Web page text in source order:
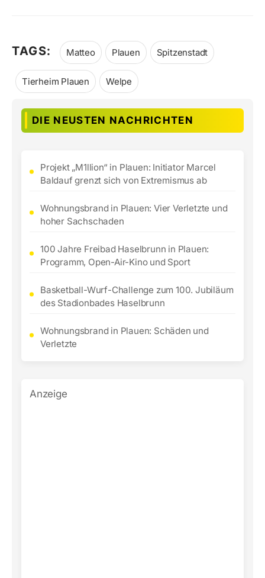
TAGS: Matteo Plauen Spitzenstadt
Tierheim Plauen Welpe
DIE NEUSTEN NACHRICHTEN
Projekt „M1llion“ in Plauen: Initiator Marcel
Baldauf grenzt sich von Extremismus ab
Wohnungsbrand in Plauen: Vier Verletzte und
hoher Sachschaden
100 Jahre Freibad Haselbrunn in Plauen:
Programm, Open-Air-Kino und Sport
Basketball-Wurf-Challenge zum 100. Jubiläum
des Stadionbades Haselbrunn
Wohnungsbrand in Plauen: Schäden und
Verletzte
Anzeige